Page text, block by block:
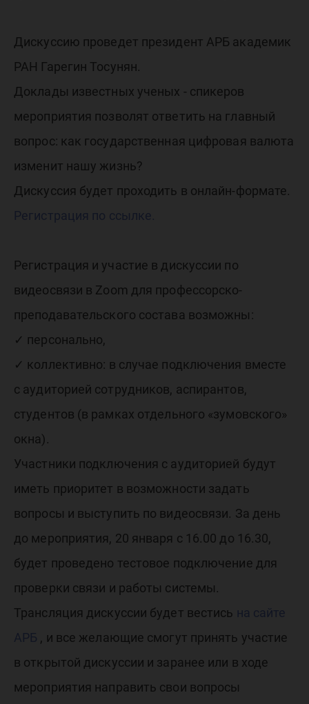
Дискуссию проведет президент АРБ академик
РАН Гарегин Тосунян.
Доклады известных ученых - спикеров
мероприятия позволят ответить на главный
вопрос: как государственная цифровая валюта
изменит нашу жизнь?
Дискуссия будет проходить в онлайн-формате.
Регистрация по ссылке.
Регистрация и участие в дискуссии по
видеосвязи в Zoom для профессорско-
преподавательского состава возможны:
✓ персонально,
✓ коллективно: в случае подключения вместе
с аудиторией сотрудников, аспирантов,
студентов (в рамках отдельного «зумовского»
окна).
Участники подключения с аудиторией будут
иметь приоритет в возможности задать
вопросы и выступить по видеосвязи. За день
до мероприятия, 20 января с 16.00 до 16.30,
будет проведено тестовое подключение для
проверки связи и работы системы.
Трансляция дискуссии будет вестись на сайте
АРБ , и все желающие смогут принять участие
в открытой дискуссии и заранее или в ходе
мероприятия направить свои вопросы